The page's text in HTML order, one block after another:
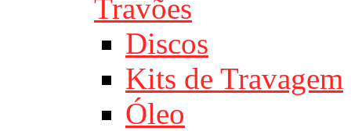
Travões
Discos
Kits de Travagem
Óleo